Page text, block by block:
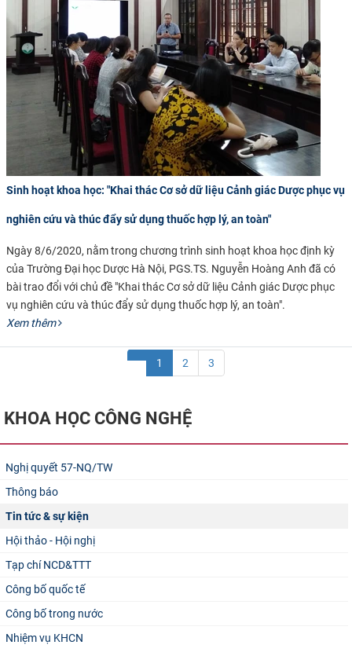
Sinh hoạt khoa học: "Khai thác Cơ sở dữ liệu Cảnh giác Dược phục vụ
nghiên cứu và thúc đẩy sử dụng thuốc hợp lý, an toàn"
Ngày 8/6/2020, nằm trong chương trình sinh hoạt khoa học định kỳ
của Trường Đại học Dược Hà Nội, PGS.TS. Nguyễn Hoàng Anh đã có
bài trao đổi với chủ đề "Khai thác Cơ sở dữ liệu Cảnh giác Dược phục
vụ nghiên cứu và thúc đẩy sử dụng thuốc hợp lý, an toàn".
Xem thêm
1 2 3
KHOA HỌC CÔNG NGHỆ
Nghị quyết 57-NQ/TW
Thông báo
Tin tức & sự kiện
Hội thảo - Hội nghị
Tạp chí NCD&TTT
Công bố quốc tế
Công bố trong nước
Nhiệm vụ KHCN